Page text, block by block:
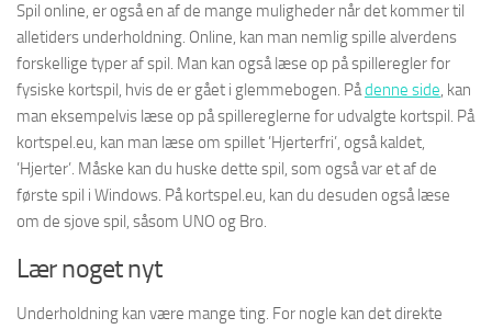
Spil online, er også en af de mange muligheder når det kommer til
alletiders underholdning. Online, kan man nemlig spille alverdens
forskellige typer af spil. Man kan også læse op på spilleregler for
fysiske kortspil, hvis de er gået i glemmebogen. Pådenne side, kan
man eksempelvis læse op på spillereglerne for udvalgte kortspil. På
kortspel.eu, kan man læse om spillet ’Hjerterfri’, også kaldet,
’Hjerter’. Måske kan du huske dette spil, som også var et af de
første spil i Windows. På kortspel.eu, kan du desuden også læse
om de sjove spil, såsom UNO og Bro.
Lær noget nyt
Underholdning kan være mange ting. For nogle kan det direkte